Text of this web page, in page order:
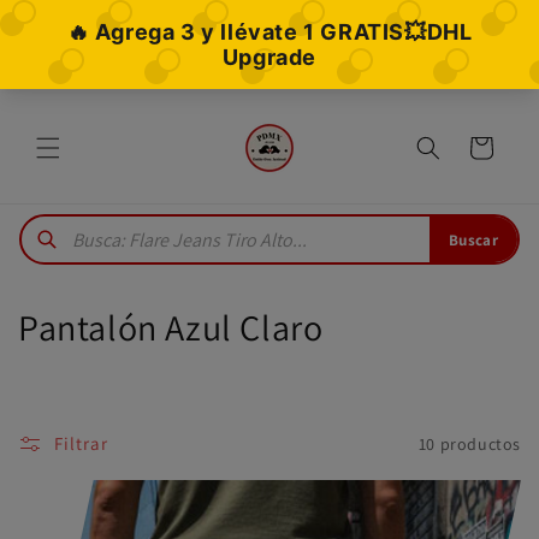
Ir
directamente
al contenido
Carrito
Buscar
C
e
Pantalón Azul Claro
Filtrar 10 productos